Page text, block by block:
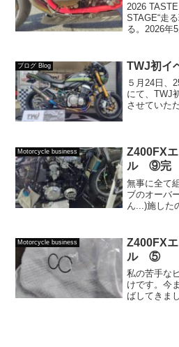
2026
STAGE“走
る。2026年
STAGE」に
ブログ Blog TWJ初イ
５月24日、
にて、TWJ
させていた
して多くの
Motorcycle business
Z400FX
ル ⑨完
無事に全て
ブのオーバ
ん...)施した
まうため近
was...
Motorcycle business
Z400FX
ル ⑤
私の苦手な
けです。今
ばしてきま